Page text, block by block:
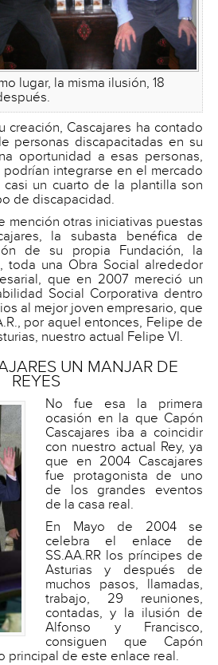
lugar, la misma ilusión, 18
creación, Cascajares ha contado
personas discapacitadas en su
oportunidad a esas personas,
integrarse en el mercado
un cuarto de la plantilla son
de discapacidad.
mención otras iniciativas puestas
la subasta benéfica de
de su propia Fundación, la
toda una Obra Social alrededor
que en 2007 mereció un
Social Corporativa dentro
al mejor joven empresario, que
por aquel entonces, Felipe de
nuestro actual Felipe VI.
UN MANJAR DE
REYES
No fue esa la primera
ocasión en la que Capón
Cascajares iba a coincidir
con nuestro actual Rey, ya
que en 2004 Cascajares
fue protagonista de uno
de los grandes eventos
de la casa real.
En Mayo de 2004 se
celebra el enlace de
SS.AA.RR los príncipes de
Asturias y después de
muchos pasos, llamadas,
trabajo, 29 reuniones,
contadas, y la ilusión de
Alfonso y Francisco,
consiguen que Capón
principal de este enlace real.